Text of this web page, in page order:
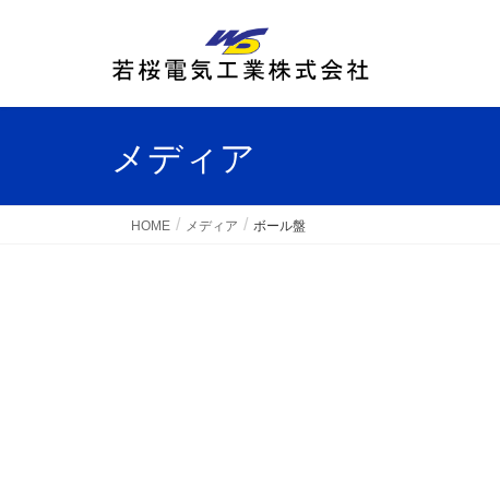
メディア
HOME メディア ボール盤